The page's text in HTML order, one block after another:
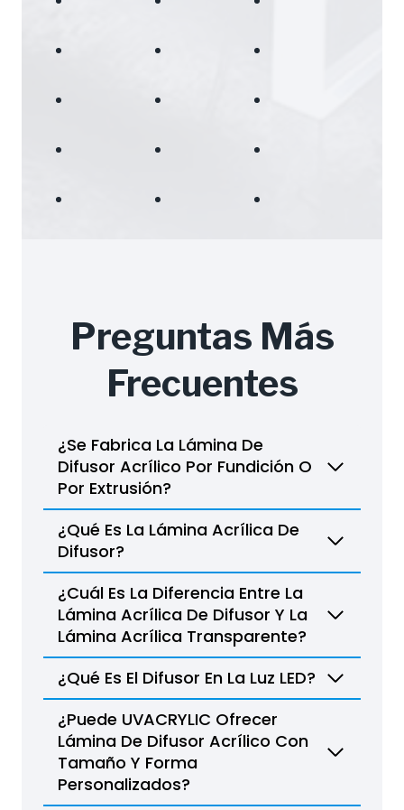
Preguntas Más
Frecuentes
¿Se Fabrica La Lámina De
Difusor Acrílico Por Fundición O
Por Extrusión?
¿Qué Es La Lámina Acrílica De
Difusor?
¿Cuál Es La Diferencia Entre La
Lámina Acrílica De Difusor Y La
Lámina Acrílica Transparente?
¿Qué Es El Difusor En La Luz LED?
¿Puede UVACRYLIC Ofrecer
Lámina De Difusor Acrílico Con
Tamaño Y Forma
Personalizados?